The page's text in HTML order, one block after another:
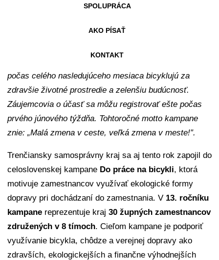
SPOLUPRÁCA
AKO PÍSAŤ
KONTAKT
Trenčianska župa dlhodobo podporuje udržateľnú
počas celého nasledujúceho mesiaca bicyklujú za
zdravšie životné prostredie a zelenšiu budúcnosť.
Záujemcovia o účasť sa môžu registrovať ešte počas
prvého júnového týždňa. Tohtoročné motto kampane
znie: „Malá zmena v ceste, veľká zmena v meste!″.
Trenčiansky samosprávny kraj sa aj tento rok zapojil do
celoslovenskej kampane Do práce na bicykli, ktorá
motivuje zamestnancov využívať ekologické formy
dopravy pri dochádzaní do zamestnania. V 13. ročníku
kampane reprezentuje kraj 30 župných zamestnancov
združených v 8 tímoch. Cieľom kampane je podporiť
využívanie bicykla, chôdze a verejnej dopravy ako
zdravších, ekologickejších a finančne výhodnejších